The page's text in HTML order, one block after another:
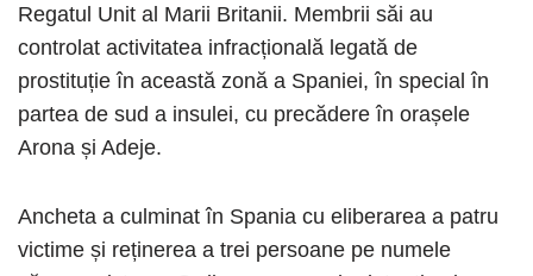
Regatul Unit al Marii Britanii. Membrii săi au
controlat activitatea infracțională legată de
prostituție în această zonă a Spaniei, în special în
partea de sud a insulei, cu precădere în orașele
Arona și Adeje.
Ancheta a culminat în Spania cu eliberarea a patru
victime și reținerea a trei persoane pe numele